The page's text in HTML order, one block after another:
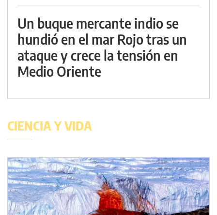
Un buque mercante indio se
hundió en el mar Rojo tras un
ataque y crece la tensión en
Medio Oriente
CIENCIA Y VIDA